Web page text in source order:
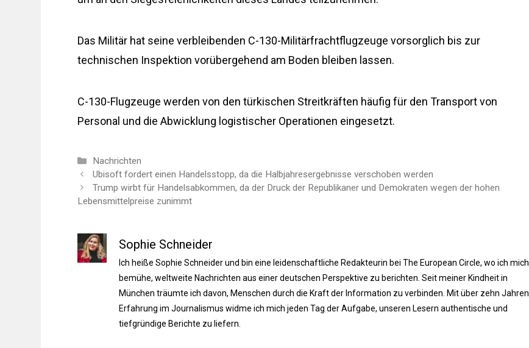
Das Militär hat seine verbleibenden C-130-Militärfrachtflugzeuge vorsorglich bis zur
technischen Inspektion vorübergehend am Boden bleiben lassen.
C-130-Flugzeuge werden von den türkischen Streitkräften häufig für den Transport von
Personal und die Abwicklung logistischer Operationen eingesetzt.
Kategorien
Nachrichten
Ubisoft fordert einen Handelsstopp, da die Halbjahresergebnisse verschoben werden
Trump wirbt für Handelsabkommen, da der Druck der Republikaner und Demokraten wegen der hohen
Lebensmittelpreise zunimmt
Sophie Schneider
Ich heiße Sophie Schneider und bin eine leidenschaftliche Redakteurin bei The European Circle, wo ich mich
bemühe, weltweite Nachrichten aus einer deutschen Perspektive zu berichten. Seit meiner Kindheit in
München träumte ich davon, Menschen durch die Kraft der Information zu verbinden. Mit über zehn Jahren
Erfahrung im Journalismus widme ich mich jeden Tag der Aufgabe, unseren Lesern authentische und
tiefgründige Berichte zu liefern.